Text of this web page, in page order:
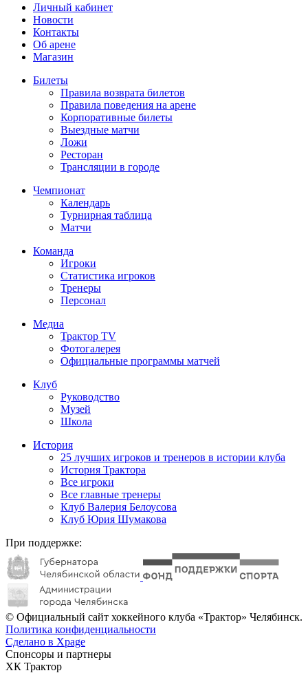
Личный кабинет
Новости
Контакты
Об арене
Магазин
Билеты
Правила возврата билетов
Правила поведения на арене
Корпоративные билеты
Выездные матчи
Ложи
Ресторан
Трансляции в городе
Чемпионат
Календарь
Турнирная таблица
Матчи
Команда
Игроки
Статистика игроков
Тренеры
Персонал
Медиа
Трактор TV
Фотогалерея
Официальные программы матчей
Клуб
Руководство
Музей
Школа
История
25 лучших игроков и тренеров в истории клуба
История Трактора
Все игроки
Все главные тренеры
Клуб Валерия Белоусова
Клуб Юрия Шумакова
При поддержке:
© Официальный сайт хоккейного клуба «Трактор» Челябинск.
Политика конфиденциальности
Сделано в Xpage
Спонсоры и партнеры
ХК Трактор